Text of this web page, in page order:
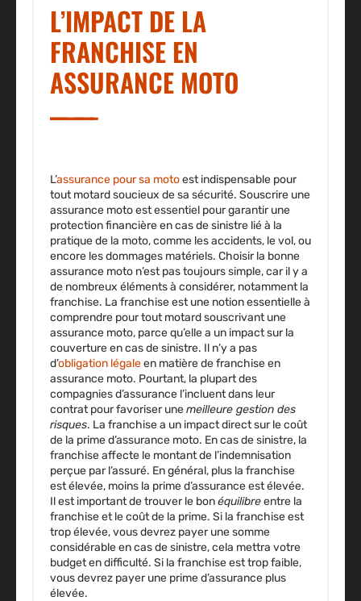
L’IMPACT DE LA
FRANCHISE EN
ASSURANCE MOTO
L’assurance pour sa motoest indispensable pour
tout motard soucieux de sa sécurité. Souscrire une
assurance moto est essentiel pour garantir une
protection financière en cas de sinistre lié à la
pratique de la moto, comme les accidents, le vol, ou
encore les dommages matériels. Choisir la bonne
assurance moto n’est pas toujours simple, car il y a
de nombreux éléments à considérer, notamment la
franchise. La franchise est une notion essentielle à
comprendre pour tout motard souscrivant une
assurance moto, parce qu’elle a un impact sur la
couverture en cas de sinistre. Il n’y a pas
d’obligation légaleen matière de franchise en
assurance moto. Pourtant, la plupart des
compagnies d’assurance l’incluent dans leur
contrat pour favoriser unemeilleure gestion des
risques. La franchise a un impact direct sur le coût
de la prime d’assurance moto. En cas de sinistre, la
franchise affecte le montant de l’indemnisation
perçue par l’assuré. En général, plus la franchise
est élevée, moins la prime d’assurance est élevée.
Il est important de trouver le bonéquilibreentre la
franchise et le coût de la prime. Si la franchise est
trop élevée, vous devrez payer une somme
considérable en cas de sinistre, cela mettra votre
budget en difficulté. Si la franchise est trop faible,
vous devrez payer une prime d’assurance plus
élevée.